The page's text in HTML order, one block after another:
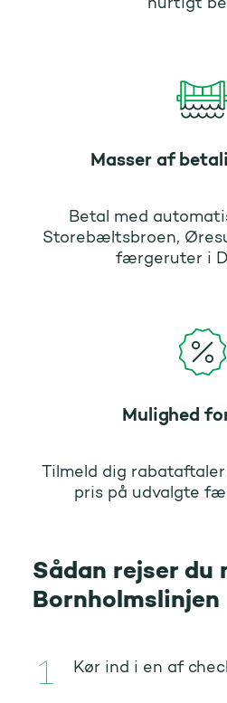
hurtigt
Masser af
Betal med
Storebæltsbroen,
færgeruter i
Mulighed
Tilmeld dig
pris på udvalgte
Sådan rejser du
Bornholmslinjen
Kør ind i en af